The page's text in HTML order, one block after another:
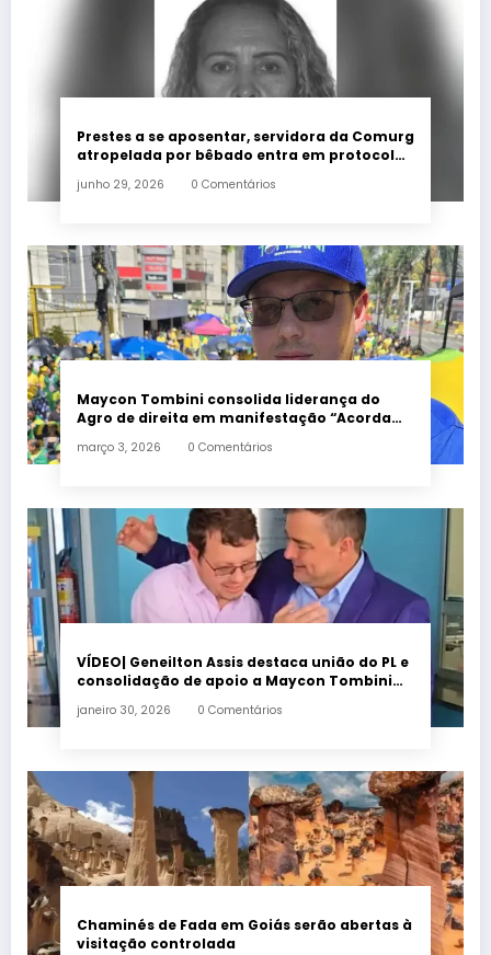
Prestes a se aposentar, servidora da Comurg
atropelada por bêbado entra em protocolo
junho 29, 2026 0 Comentários
Maycon Tombini consolida liderança do
Agro de direita em manifestação “Acorda
março 3, 2026 0 Comentários
VÍDEO| Geneilton Assis destaca união do PL e
consolidação de apoio a Maycon Tombini
janeiro 30, 2026 0 Comentários
Chaminés de Fada em Goiás serão abertas à
visitação controlada